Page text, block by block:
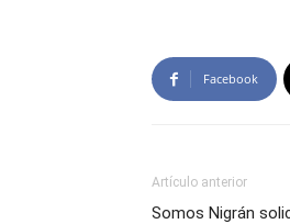
Facebook
Artículo anterior
Somos Nigrán